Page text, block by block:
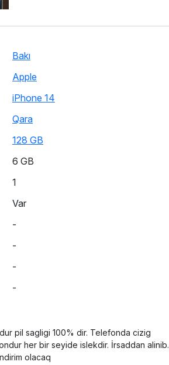
Bakı
Apple
iPhone 14
Qara
128 GB
6 GB
1
Var
-
-
-
-
pil sagligi 100% dir. Telefonda cizig
her bir seyide islekdir. İrsaddan alinib.
olacaq